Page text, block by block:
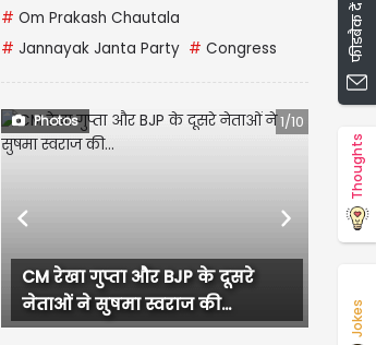
# Om Prakash Chautala
# Jannayak Janta Party # Congress
Photos 1/10
CM रेखा गुप्ता और BJP के दूसरे
नेताओं ने सुषमा स्वराज की...
Previous Next
फीडबैक दें
Thoughts
Jokes